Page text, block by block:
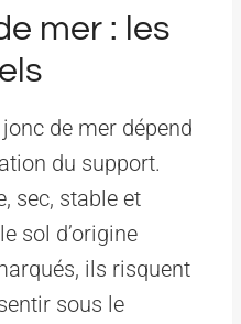
mer : les
de mer dépend
du support.
sec, stable et
sol d’origine
ils risquent
sous le